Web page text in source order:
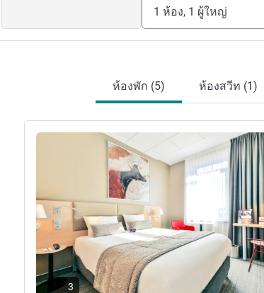
1 ห้อง, 1 ผู้ใหญ่
ห้องพัก (5) ห้องสวีท (1)
ดูรายละเอียด
3